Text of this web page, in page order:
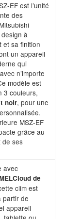
EF est l’unité
des
à
et sa finition
un appareil
qui
n’importe
modèle est
3 couleurs,
noir, pour une
MSZ-EF
grâce au
de ses
avec
MELCloud de
clim est
partir de
appareil